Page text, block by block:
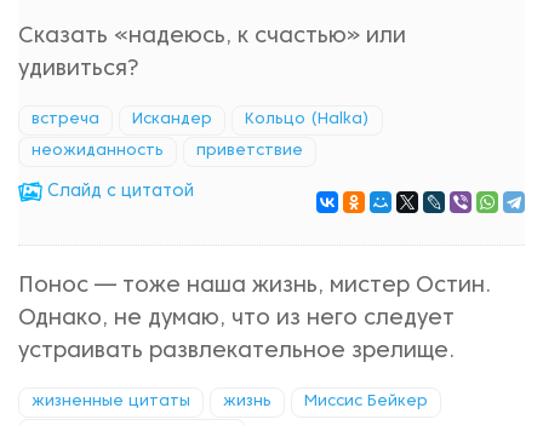
Сказать «надеюсь, к счастью» или
удивиться?
встреча Искандер Кольцо (Halka)
неожиданность приветствие
Cлайд с цитатой
Понос — тоже наша жизнь, мистер Остин.
Однако, не думаю, что из него следует
устраивать развлекательное зрелище.
жизненные цитаты жизнь Миссис Бейкер